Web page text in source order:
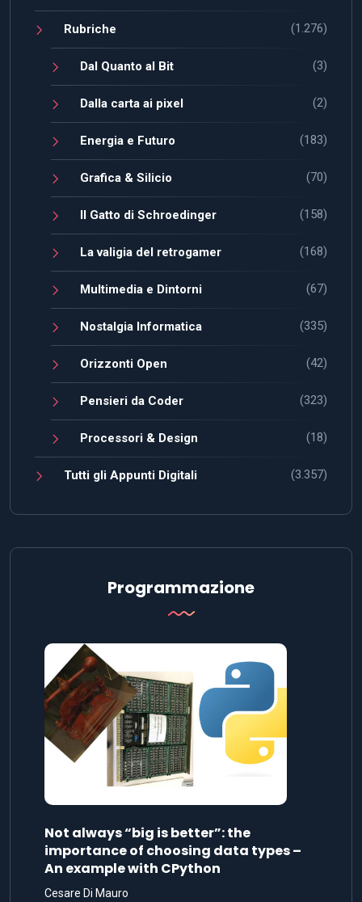
Rubriche (1.276)
Dal Quanto al Bit (3)
Dalla carta ai pixel (2)
Energia e Futuro (183)
Grafica & Silicio (70)
Il Gatto di Schroedinger (158)
La valigia del retrogamer (168)
Multimedia e Dintorni (67)
Nostalgia Informatica (335)
Orizzonti Open (42)
Pensieri da Coder (323)
Processori & Design (18)
Tutti gli Appunti Digitali (3.357)
Programmazione
Not always “big is better”: the
importance of choosing data types –
An example with CPython
Cesare Di Mauro